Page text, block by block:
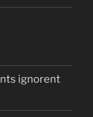
ignorent